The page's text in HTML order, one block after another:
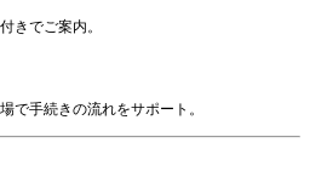
きでご案内。
で手続きの流れをサポート。